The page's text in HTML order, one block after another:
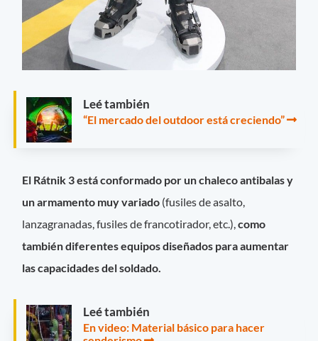
Leé también
“El mercado del outdoor está creciendo”
El Rátnik 3 está conformado por un chaleco antibalas y
un armamento muy variado (fusiles de asalto,
lanzagranadas, fusiles de francotirador, etc.),como
también diferentes equipos diseñados para aumentar
las capacidades del soldado.
Leé también
En video: Material básico para hacer